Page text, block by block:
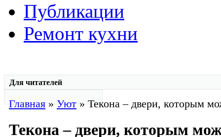
Публикации
Ремонт кухни
Для читателей
Главная»Уют» Текона – двери, которым
Текона – двери, которым